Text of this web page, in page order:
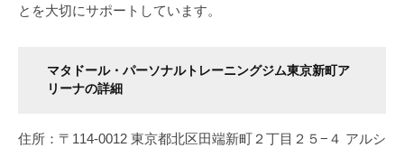
とを大切にサポートしています。
マタドール・パーソナルトレーニングジム東京新町ア
リーナの詳細
住所：〒114-0012 東京都北区田端新町２丁目２５−４ アルシ